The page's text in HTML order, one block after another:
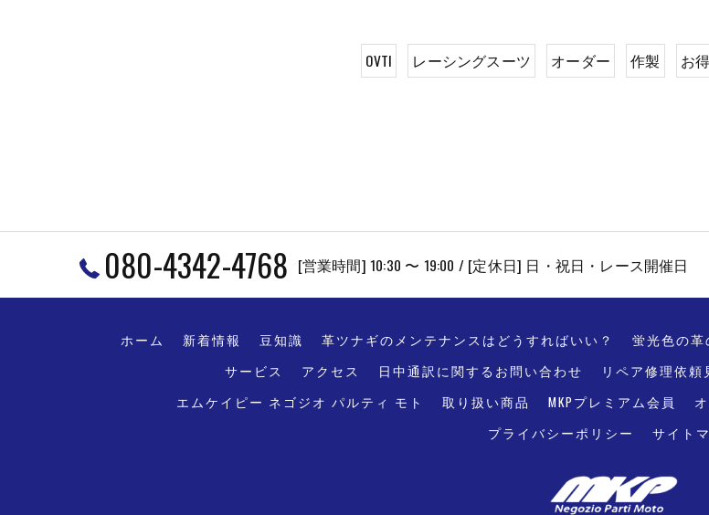
OVTI レーシングスーツ オーダー 作製 お得
080-4342-4768 [営業時間] 10:30 〜 19:00 / [定休日] 日・祝日・レース開催日
ホーム 新着情報 豆知識 革ツナギのメンテナンスはどうすればいい？ 蛍光色の革
サービス
アクセス 日中通訳に関するお問い合わせ リペア修理依頼
エムケイピー ネゴジオ パルティ モト
取り扱い商品 MKPプレミアム会員
プライバシーポリシー
サイト